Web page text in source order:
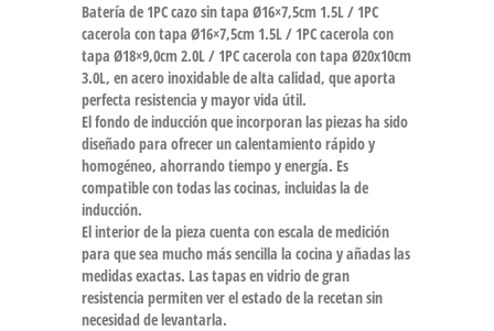
Batería de 1PC cazo sin tapa Ø16×7,5cm 1.5L / 1PC
cacerola con tapa Ø16×7,5cm 1.5L / 1PC cacerola con
tapa Ø18×9,0cm 2.0L / 1PC cacerola con tapa Ø20x10cm
3.0L, en acero inoxidable de alta calidad, que aporta
perfecta resistencia y mayor vida útil.
El fondo de inducción que incorporan las piezas ha sido
diseñado para ofrecer un calentamiento rápido y
homogéneo, ahorrando tiempo y energía. Es
compatible con todas las cocinas, incluidas la de
inducción.
El interior de la pieza cuenta con escala de medición
para que sea mucho más sencilla la cocina y añadas las
medidas exactas. Las tapas en vidrio de gran
resistencia permiten ver el estado de la recetan sin
necesidad de levantarla.